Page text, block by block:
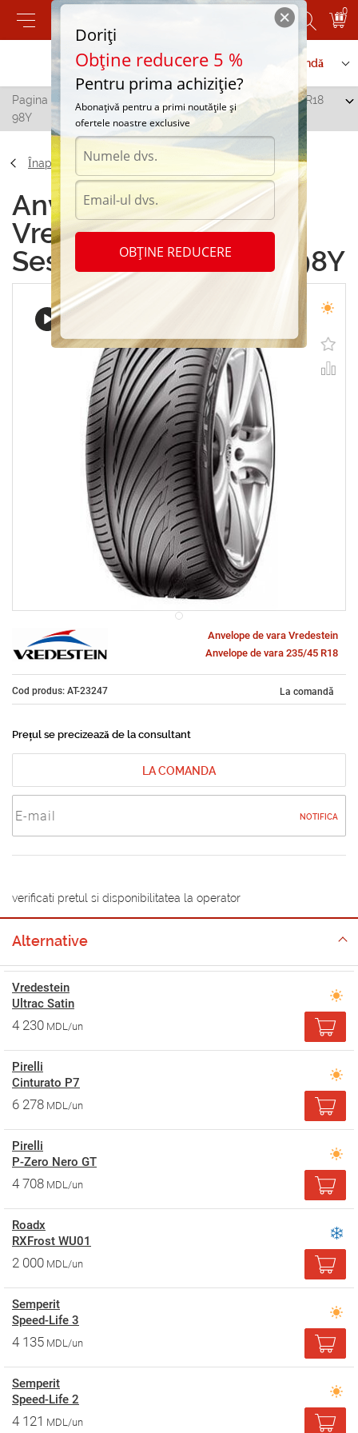
0
Contactați-ne Serviciu de comandă
Pagina principală
Vredestein Ultrac Sessanta 235/45 R18
98Y
Înapoi
Anvelope de vara
Vredestein Ultrac
Sessanta 235/45 R18 98Y
Anvelope de vara Vredestein
Anvelope de vara 235/45 R18
Cod produs: AT-23247 La comandă
Prețul se precizează de la consultant
LA COMANDA
NOTIFICA
verificati pretul si disponibilitatea la operator
Alternative
Vredestein
Ultrac Satin
4 230 MDL/un
Pirelli
Cinturato P7
6 278 MDL/un
Pirelli
P-Zero Nero GT
4 708 MDL/un
Roadx
RXFrost WU01
2 000 MDL/un
Semperit
Speed-Life 3
4 135 MDL/un
Semperit
Speed-Life 2
4 121 MDL/un
Doriți
Obține reducere 5 %
Pentru prima achiziție?
Abonațivă pentru a primi noutățile și
ofertele noastre exclusive
OBȚINE REDUCERE